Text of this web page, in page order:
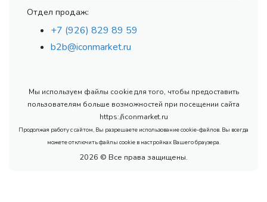
Отдел продаж:
+7 (926) 829 89 59
b2b@iconmarket.ru
Мы используем файлы cookie для того, чтобы предоставить
пользователям больше возможностей при посещении сайта
https://iconmarket.ru
Продолжая работу с сайтом, Вы разрешаете использование cookie-файлов. Вы всегда
можете отключить файлы cookie в настройках Вашего браузера.
2026 © Все права защищены.